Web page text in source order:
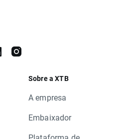
Sobre a XTB
A empresa
Embaixador